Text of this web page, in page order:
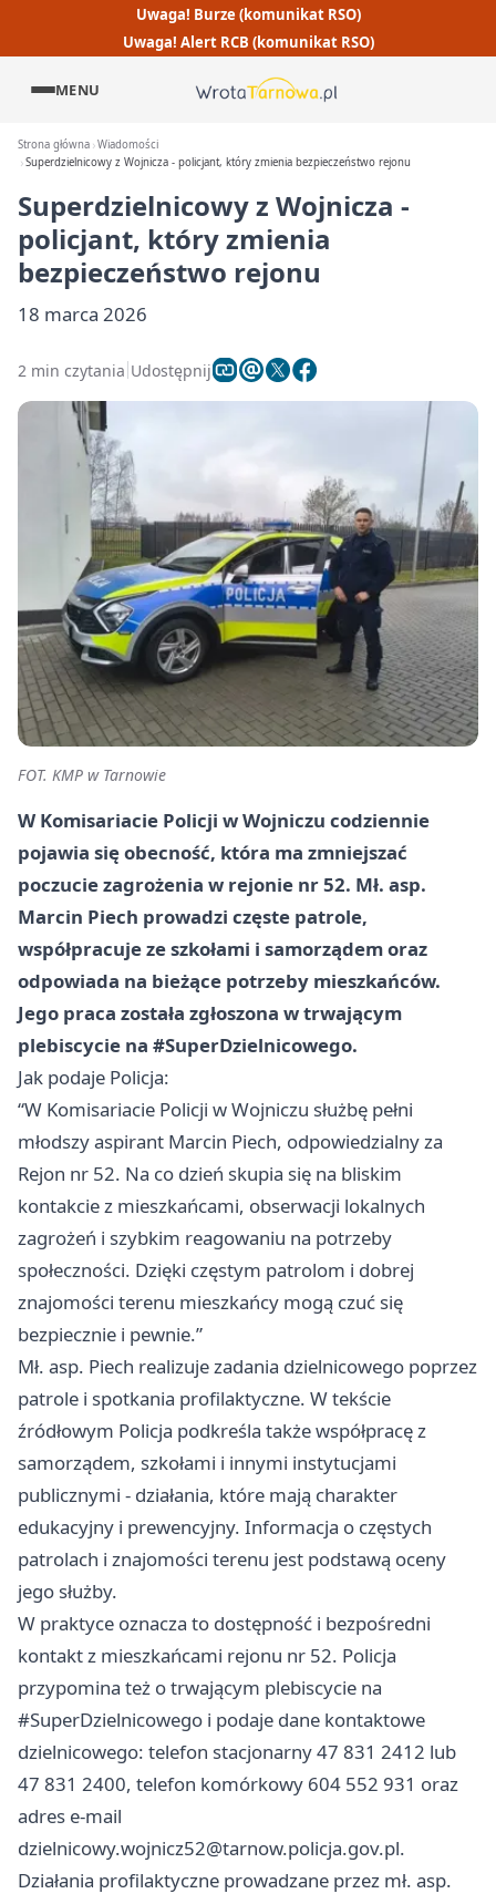
Uwaga! Burze (komunikat RSO)
Uwaga! Alert RCB (komunikat RSO)
MENU
Strona główna Wiadomości
Superdzielnicowy z Wojnicza - policjant, który zmienia bezpieczeństwo rejonu
Superdzielnicowy z Wojnicza -
policjant, który zmienia
bezpieczeństwo rejonu
18 marca 2026
2 min czytania Udostępnij
FOT. KMP w Tarnowie
W Komisariacie Policji w Wojniczu codziennie
pojawia się obecność, która ma zmniejszać
poczucie zagrożenia w rejonie nr 52. Mł. asp.
Marcin Piech prowadzi częste patrole,
współpracuje ze szkołami i samorządem oraz
odpowiada na bieżące potrzeby mieszkańców.
Jego praca została zgłoszona w trwającym
plebiscycie na #SuperDzielnicowego.
Jak podaje Policja:
“W Komisariacie Policji w Wojniczu służbę pełni
młodszy aspirant Marcin Piech, odpowiedzialny za
Rejon nr 52. Na co dzień skupia się na bliskim
kontakcie z mieszkańcami, obserwacji lokalnych
zagrożeń i szybkim reagowaniu na potrzeby
społeczności. Dzięki częstym patrolom i dobrej
znajomości terenu mieszkańcy mogą czuć się
bezpiecznie i pewnie.”
Mł. asp. Piech realizuje zadania dzielnicowego poprzez
patrole i spotkania profilaktyczne. W tekście
źródłowym Policja podkreśla także współpracę z
samorządem, szkołami i innymi instytucjami
publicznymi - działania, które mają charakter
edukacyjny i prewencyjny. Informacja o częstych
patrolach i znajomości terenu jest podstawą oceny
jego służby.
W praktyce oznacza to dostępność i bezpośredni
kontakt z mieszkańcami rejonu nr 52. Policja
przypomina też o trwającym plebiscycie na
#SuperDzielnicowego i podaje dane kontaktowe
dzielnicowego: telefon stacjonarny 47 831 2412 lub
47 831 2400, telefon komórkowy 604 552 931 oraz
adres e-mail
dzielnicowy.wojnicz52@tarnow.policja.gov.pl.
Działania profilaktyczne prowadzane przez mł. asp.